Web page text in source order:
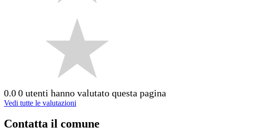
0.00 utenti hanno valutato questa pagina
Vedi tutte le valutazioni
Contatta il comune